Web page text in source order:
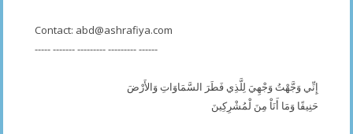
Contact: abd@ashrafiya.com
----- ------- --------- --------- ------
إِنِّي وَجَّهْتُ وَجْهِيَ لِلَّذِي فَطَرَ السَّمَاوَاتِ وَالأَرْضَ
حَنِيفًا وَمَا أَنَاْ مِنَ لْمُشْرِكِينَ